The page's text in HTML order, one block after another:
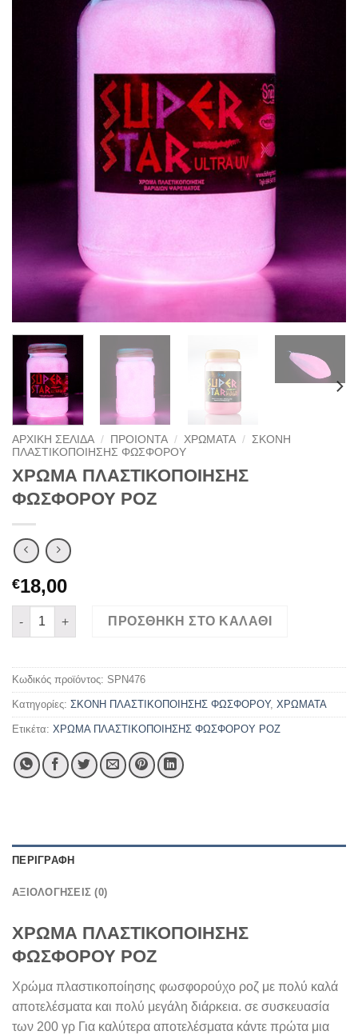
ΑΡΧΙΚΉ ΣΕΛΊΔΑ / ΠΡΟΙΟΝΤΑ / ΧΡΩΜΑΤΑ / ΣΚΟΝΗ
ΠΛΑΣΤΙΚΟΠΟΙΗΣΗΣ ΦΩΣΦΟΡΟΥ
ΧΡΩΜΑ ΠΛΑΣΤΙΚΟΠΟΙΗΣΗΣ
ΦΩΣΦΟΡΟΥ ΡΟΖ
€18,00
ΧΡΩΜΑ ΠΛΑΣΤΙΚΟΠΟΙΗΣΗΣ ΦΩΣΦΟΡΟΥ ΡΟΖ ποσότητα
ΠΡΟΣΘΉΚΗ ΣΤΟ ΚΑΛΆΘΙ
Κωδικός προϊόντος: SPN476
Κατηγορίες: ΣΚΟΝΗ ΠΛΑΣΤΙΚΟΠΟΙΗΣΗΣ ΦΩΣΦΟΡΟΥ, ΧΡΩΜΑΤΑ
Ετικέτα: ΧΡΩΜΑ ΠΛΑΣΤΙΚΟΠΟΙΗΣΗΣ ΦΩΣΦΟΡΟΥ ΡΟΖ
ΠΕΡΙΓΡΑΦΉ
ΑΞΙΟΛΟΓΉΣΕΙΣ (0)
ΧΡΩΜΑ ΠΛΑΣΤΙΚΟΠΟΙΗΣΗΣ
ΦΩΣΦΟΡΟΥ ΡΟΖ
Χρώμα πλαστικοποίησης φωσφορούχο ροζ με πολύ καλά
αποτελέσματα και πολύ μεγάλη διάρκεια. σε συσκευασία
των 200 γρ Για καλύτερα αποτελέσματα κάντε πρώτα μια